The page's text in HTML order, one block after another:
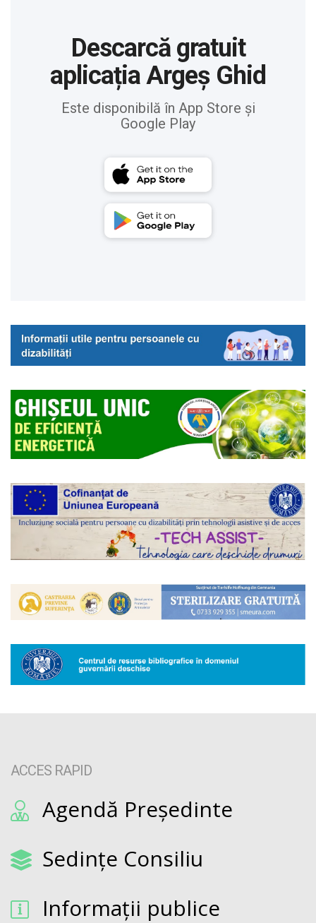
Descarcă gratuit
aplicația Argeș Ghid
Este disponibilă în App Store și
Google Play
ACCES RAPID
Agendă Președinte
Sedințe Consiliu
Informații publice